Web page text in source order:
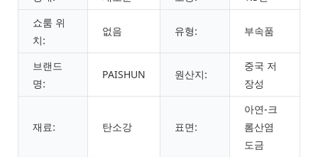
쇼룸 위
치:
없음 유형: 부속품
브랜드
명:
PAISHUN 원산지:
중국 저
장성
재료: 탄소강 표면:
아연-크
롬산염
도금